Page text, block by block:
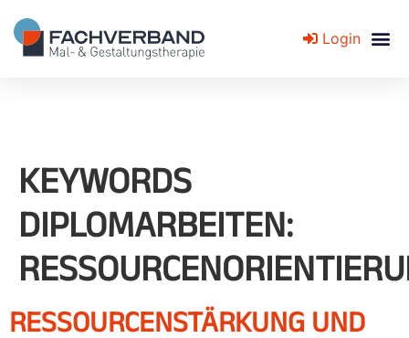
Login
KEYWORDS
DIPLOMARBEITEN:
RESSOURCENSTÄRKUNG UND